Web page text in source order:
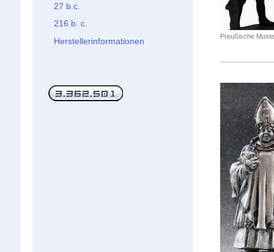
Preußische
27 b.c.
216 b. c.
Herstellerinformationen